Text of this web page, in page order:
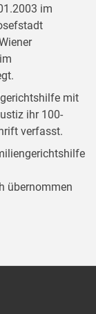
im
mit
ihr 100-
verfasst.
übernommen